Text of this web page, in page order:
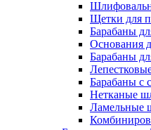
Щетки для
Барабаны
Основания
Барабаны
Барабаны с
Нетканые
Ламельные